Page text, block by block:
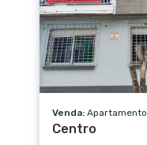
Venda: Apartamento
Centro